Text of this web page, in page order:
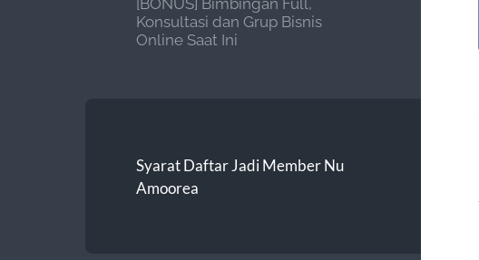
Konsultasi dan Grup Bisnis
Online Saat Ini
Syarat Daftar Jadi Member Nu
Amoorea